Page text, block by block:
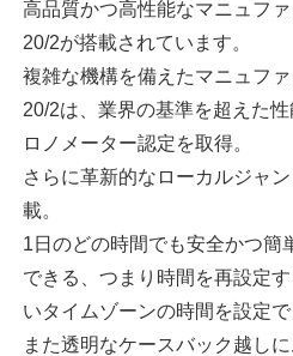
高品質かつ高性能なマニュフ
20/2が搭載されています。
複雑な機構を備えたマニュフ
20/2は、業界の基準を超えた
ロノメーター認定を取得。
さらに革新的なローカルジャ
載。
1日のどの時間でも安全かつ簡
できる、つまり時間を再設定
いタイムゾーンの時間を設定で
また透明なケースバック越し